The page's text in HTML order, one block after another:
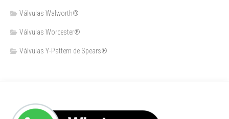
Válvulas Walworth®
Válvulas Worcester®
Válvulas Y-Pattern de Spears®️